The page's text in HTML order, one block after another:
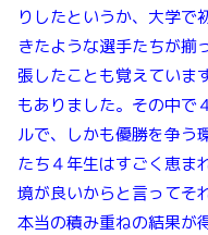
りしたというか、大学で
きたような選手たちが揃
張したことも覚えていま
もありました。その中で
ルで、しかも優勝を争う
たち４年生はすごく恵ま
境が良いからと言ってそ
本当の積み重ねの結果が